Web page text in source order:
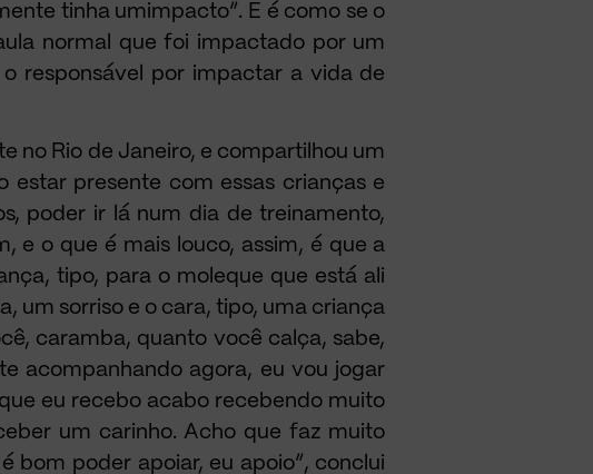
tinha umimpacto”. E é como se o
normal que foi impactado por um
responsável por impactar a vida de
no Rio de Janeiro, e compartilhou um
estar presente com essas crianças e
poder ir lá num dia de treinamento,
e o que é mais louco, assim, é que a
tipo, para o moleque que está ali
um sorriso e o cara, tipo, uma criança
caramba, quanto você calça, sabe,
acompanhando agora, eu vou jogar
eu recebo acabo recebendo muito
um carinho. Acho que faz muito
bom poder apoiar, eu apoio”, conclui